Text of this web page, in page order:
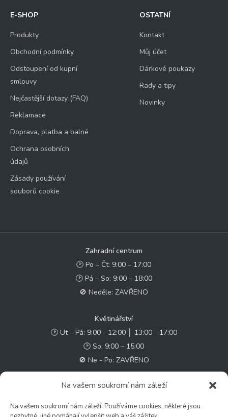
Na vašem soukromí nám záleží
Na vašem soukromí nám záleží. Používáme cookies, některé jsou
E-SHOP
Produkty
Obchodní podmínky
Odstoupení od kupní
smlouvy
Nejčastější dotazy (FAQ)
Reklamace
Doprava, platba a balné
Ochrana osobních
údajů
Zásady používání
souborů cookie
OSTATNÍ
Kontakt
Můj účet
Dárkové poukazy
Rady a tipy
Novinky
Zahradní centrum
🕑 Po – Čt: 9:00 – 17:00
🕑 Pá – So: 9:00 – 18:00
🚫 Neděle: ZAVŘENO
Květinářství
🕑 Ut – Pá: 9:00 - 12:00 │ 13:00 - 17:00
🕑 So: 9:00 – 15:00
🚫 Ne - Po: ZAVŘENO
Rychlý kontakt:
✉️ e-shop@zcstrakovo.cz